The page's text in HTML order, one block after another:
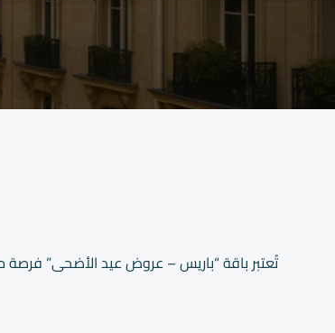
تُعتبر باقة “باريس – عروض عيد الأضحى”